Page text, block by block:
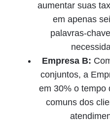
aumentar suas
em apenas
palavras-
Empresa B:
conjuntos, a
em 30% o tempo
comuns dos